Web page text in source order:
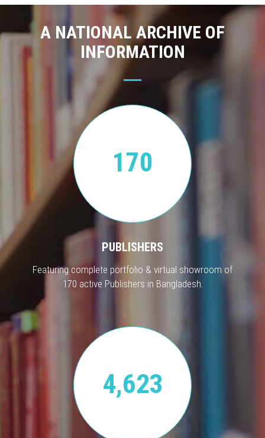
A NATIONAL ARCHIVE OF
INFORMATION
170
PUBLISHERS
Featuring complete portfolio & virtual showroom of
170 active Publishers in Bangladesh.
4,623